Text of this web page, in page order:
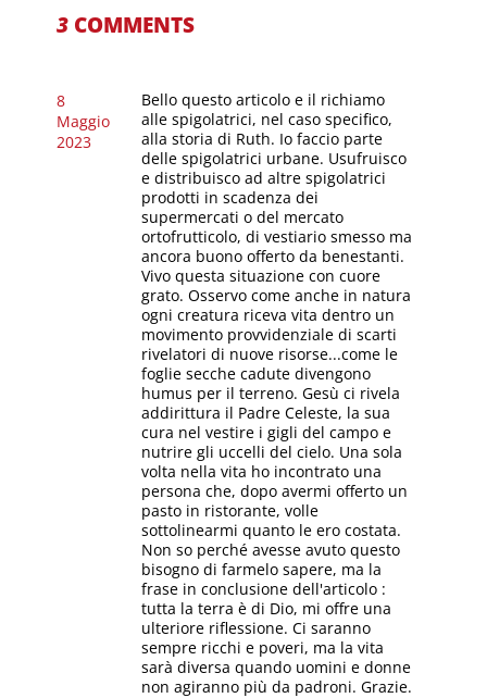
3 COMMENTS
8
Maggio
2023
Bello questo articolo e il richiamo
alle spigolatrici, nel caso specifico,
alla storia di Ruth. Io faccio parte
delle spigolatrici urbane. Usufruisco
e distribuisco ad altre spigolatrici
prodotti in scadenza dei
supermercati o del mercato
ortofrutticolo, di vestiario smesso ma
ancora buono offerto da benestanti.
Vivo questa situazione con cuore
grato. Osservo come anche in natura
ogni creatura riceva vita dentro un
movimento provvidenziale di scarti
rivelatori di nuove risorse...come le
foglie secche cadute divengono
humus per il terreno. Gesù ci rivela
addirittura il Padre Celeste, la sua
cura nel vestire i gigli del campo e
nutrire gli uccelli del cielo. Una sola
volta nella vita ho incontrato una
persona che, dopo avermi offerto un
pasto in ristorante, volle
sottolinearmi quanto le ero costata.
Non so perché avesse avuto questo
bisogno di farmelo sapere, ma la
frase in conclusione dell'articolo :
tutta la terra è di Dio, mi offre una
ulteriore riflessione. Ci saranno
sempre ricchi e poveri, ma la vita
sarà diversa quando uomini e donne
non agiranno più da padroni. Grazie.